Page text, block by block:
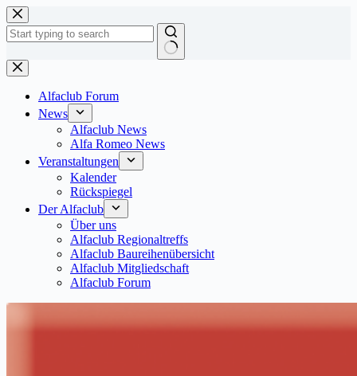
Zum
Inhalt
springen
Keine
Ergebnisse
Alfaclub Forum
News
Alfaclub News
Alfa Romeo News
Veranstaltungen
Kalender
Rückspiegel
Der Alfaclub
Über uns
Alfaclub Regionaltreffs
Alfaclub Baureihenübersicht
Alfaclub Mitgliedschaft
Alfaclub Forum